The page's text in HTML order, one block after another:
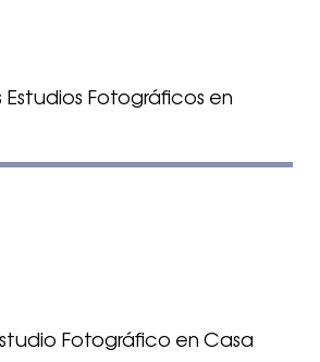
Estudios Fotográficos en
Fotográfico en Casa